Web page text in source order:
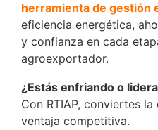
herramienta de gestión
eficiencia energética,
y confianza en cada
agroexportador.
¿Estás enfriando o
Con RTIAP, conviertes
ventaja competitiva.